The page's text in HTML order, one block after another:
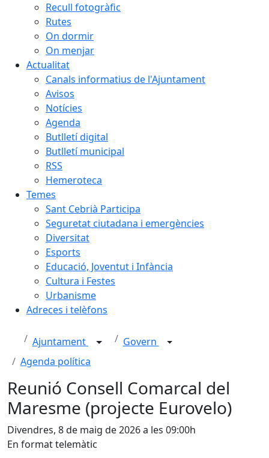
Recull fotogràfic
Rutes
On dormir
On menjar
Actualitat
Canals informatius de l'Ajuntament
Avisos
Notícies
Agenda
Butlletí digital
Butlletí municipal
RSS
Hemeroteca
Temes
Sant Cebrià Participa
Seguretat ciutadana i emergències
Diversitat
Esports
Educació, Joventut i Infància
Cultura i Festes
Urbanisme
Adreces i telèfons
Ajuntament
Govern
Agenda política
Reunió Consell Comarcal del
Maresme (projecte Eurovelo)
Divendres, 8 de maig de 2026 a les 09:00h
En format telemàtic